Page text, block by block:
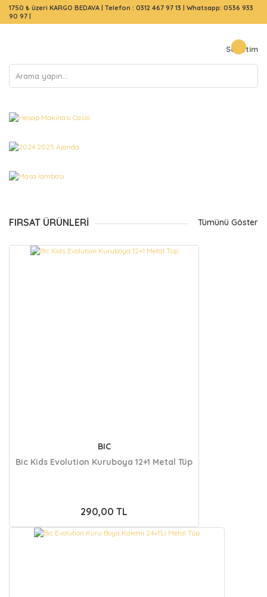
1750 ₺ üzeri KARGO BEDAVA | Telefon : 0312 467 97 13 | Whatsapp: 0536 933
90 97 |
Sepetim
FIRSAT ÜRÜNLERİ Tümünü Göster
BIC
Bic Kids Evolution Kuruboya 12+1 Metal Tüp
290,00 TL